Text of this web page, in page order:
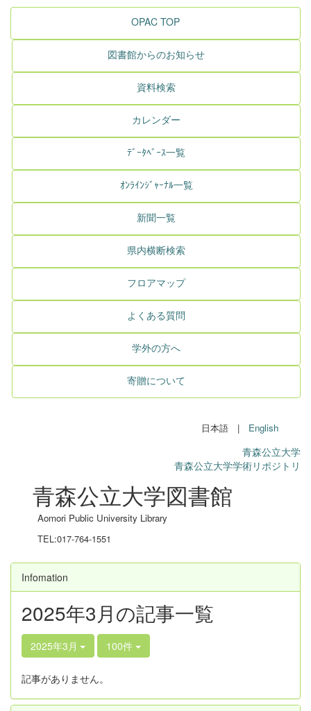
OPAC TOP
図書館からのお知らせ
資料検索
カレンダー
ﾃﾞｰﾀﾍﾞｰｽ一覧
ｵﾝﾗｲﾝｼﾞｬｰﾅﾙ一覧
新聞一覧
県内横断検索
フロアマップ
よくある質問
学外の方へ
寄贈について
日本語 | English
青森公立大学
青森公立大学学術リポジトリ
青森公立大学図書館
Aomori Public University Library
TEL:017-764-1551
Infomation
2025年3月の記事一覧
2025年3月 100件
記事がありません。